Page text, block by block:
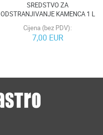
SREDSTVO ZA
ODSTRANJIVANJE KAMENCA 1 L
Cijena (bez PDV):
7,00 EUR